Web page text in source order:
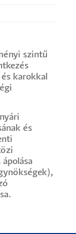
szintű
karokkal
és